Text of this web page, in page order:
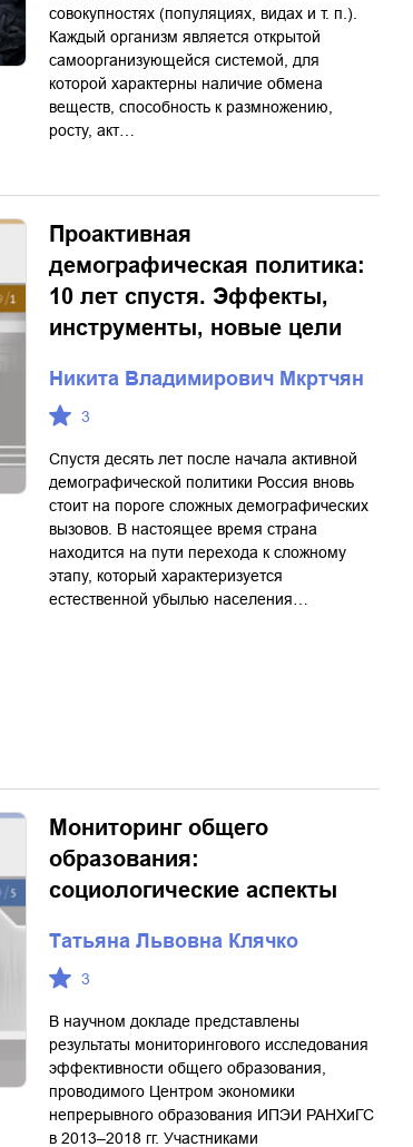
совокупностях (популяциях, видах и т. п.).
Каждый организм является открытой
самоорганизующейся системой, для
которой характерны наличие обмена
веществ, способность к размножению,
росту, акт…
Проактивная
демографическая политика:
10 лет спустя. Эффекты,
инструменты, новые цели
Никита Владимирович Мкртчян
3
Спустя десять лет после начала активной
демографической политики Россия вновь
стоит на пороге сложных демографических
вызовов. В настоящее время страна
находится на пути перехода к сложному
этапу, который характеризуется
естественной убылью населения…
Мониторинг общего
образования:
социологические аспекты
Татьяна Львовна Клячко
3
В научном докладе представлены
результаты мониторингового исследования
эффективности общего образования,
проводимого Центром экономики
непрерывного образования ИПЭИ РАНХиГС
в 2013–2018 гг. Участниками